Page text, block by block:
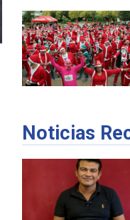
Noticias